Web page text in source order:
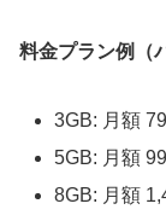
料金プラン例（
3GB: 月額
5GB: 月額
8GB: 月額